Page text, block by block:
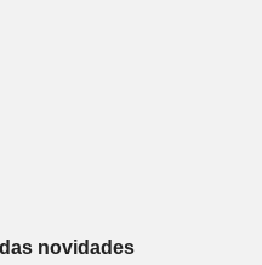
novidades